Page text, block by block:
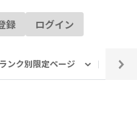
録 ログイン
ランク別限定ページ